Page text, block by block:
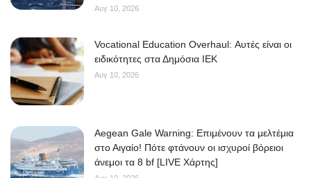
Αυγ 10, 2026
Vocational Education Overhaul: Αυτές είναι οι
ειδικότητες στα Δημόσια ΙΕΚ
Αυγ 10, 2026
Aegean Gale Warning: Επιμένουν τα μελτέμια
στο Αιγαίο! Πότε φτάνουν οι ισχυροί βόρειοι
άνεμοι τα 8 bf [LIVE Χάρτης]